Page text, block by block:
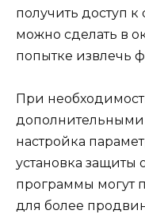
получить доступ
можно сделать в
попытке извлечь
При
настройка
установка защиты
программы могут
для более